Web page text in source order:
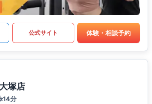
公式サイト 体験・相談予約
塚店
14分